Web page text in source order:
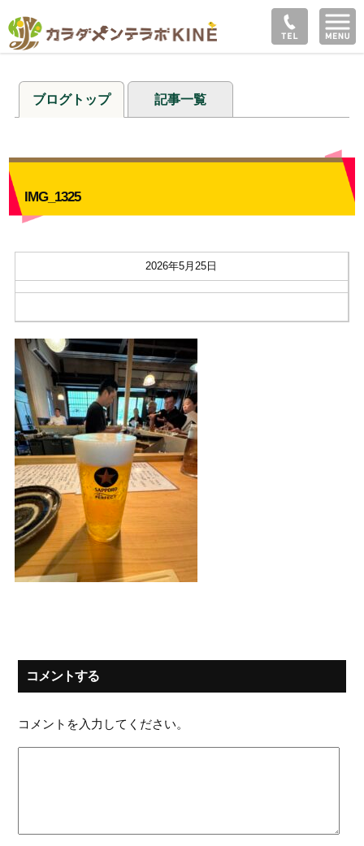
ブログトップ 記事一覧
IMG_1325
2026年5月25日
コメントする
コメントを入力してください。